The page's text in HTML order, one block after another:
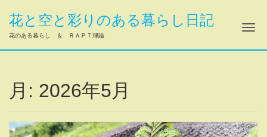
花と空と彩りのある暮らし日記
花のある暮らし ＆ ＲＡＰＴ理論 ナ
月: 2026年5月